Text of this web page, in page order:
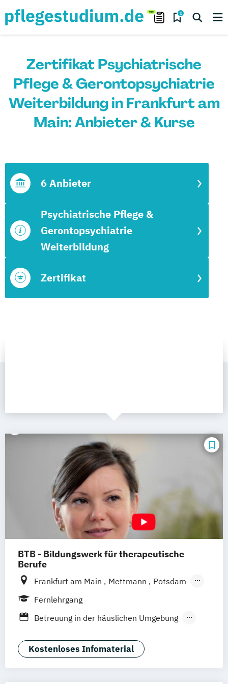
0
Zertifikat Psychiatrische
Pflege & Gerontopsychiatrie
Weiterbildung in Frankfurt am
Main: Anbieter & Kurse
Zertifikat
Psychiatrische Pflege &
Gerontopsychiatrie
Weiterbildung
6 Anbieter
BTB - Bildungswerk für therapeutische
Berufe
Frankfurt am Main Mettmann
Potsdam
Remscheid (Hauptsitz)
Leichlingen
Augsburg Horstmar
Neustadt an der Weinstraße
Nürnberg Bochum München
Bingen
Fernlehrgang
Betreuung in der häuslichen Umgebung
53 c Fachrichtung "Betreuung in der
häuslichen Umgebung"
Kostenloses Infomaterial